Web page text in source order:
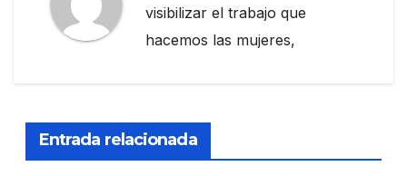
visibilizar el trabajo que
hacemos las mujeres,
Entrada relacionada